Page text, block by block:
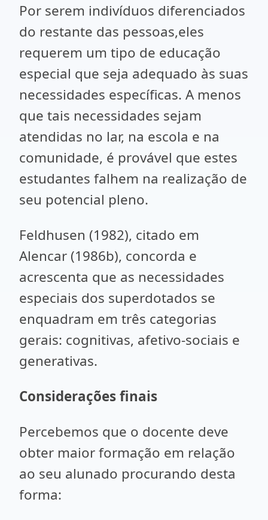
Por serem indivíduos diferenciados
do restante das pessoas,eles
requerem um tipo de educação
especial que seja adequado às suas
necessidades específicas. A menos
que tais necessidades sejam
atendidas no lar, na escola e na
comunidade, é provável que estes
estudantes falhem na realização de
seu potencial pleno.
Feldhusen (1982), citado em
Alencar (1986b), concorda e
acrescenta que as necessidades
especiais dos superdotados se
enquadram em três categorias
gerais: cognitivas, afetivo-sociais e
generativas.
Considerações finais
Percebemos que o docente deve
obter maior formação em relação
ao seu alunado procurando desta
forma: